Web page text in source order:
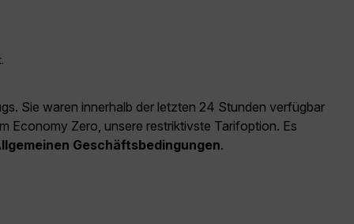
Sie waren innerhalb der letzten 24 Stunden verfügbar
Economy Zero, unsere restriktivste Tarifoption. Es
Geschäftsbedingungen.